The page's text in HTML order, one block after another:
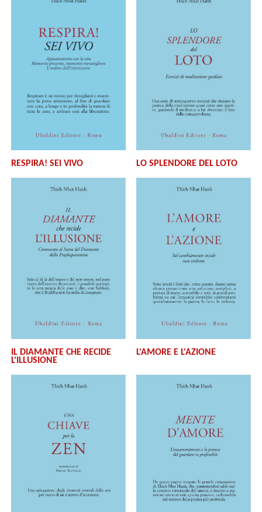
RESPIRA! SEI VIVO LO SPLENDORE DEL LOTO
IL DIAMANTE CHE RECIDE
L'ILLUSIONE
L'AMORE E L'AZIONE